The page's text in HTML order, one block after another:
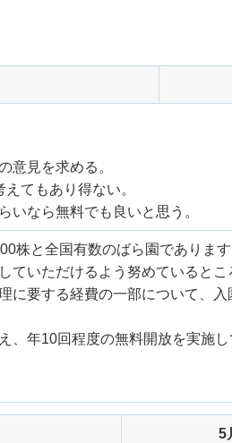
意見を求める。
てもあり得ない。
いなら無料でも良いと思う。
株と全国有数のばら園でありま
いただけるよう努めているとこ
に要する経費の一部について、
、年10回程度の無料開放を実施
5